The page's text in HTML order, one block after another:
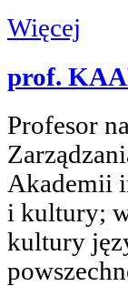
Więcej
prof.
Profesor
Akademii
i kultury;
kultury